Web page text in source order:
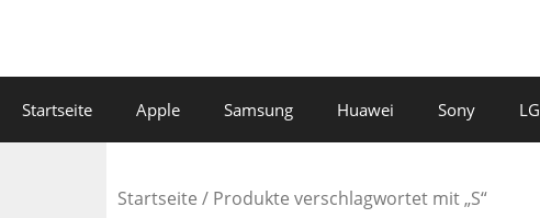
Startseite Apple Samsung Huawei Sony LG
Startseite / Produkte verschlagwortet mit „S“